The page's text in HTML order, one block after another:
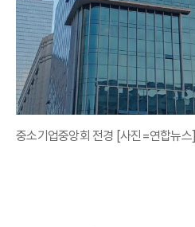
중소기업중앙회 전경 [사진=연합뉴스]